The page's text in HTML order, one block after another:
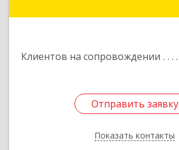
Клиентов на сопровождении
Отправить заявку
Показать контакты
Отправить заявку
Назад